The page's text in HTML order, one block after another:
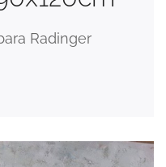
Radinger